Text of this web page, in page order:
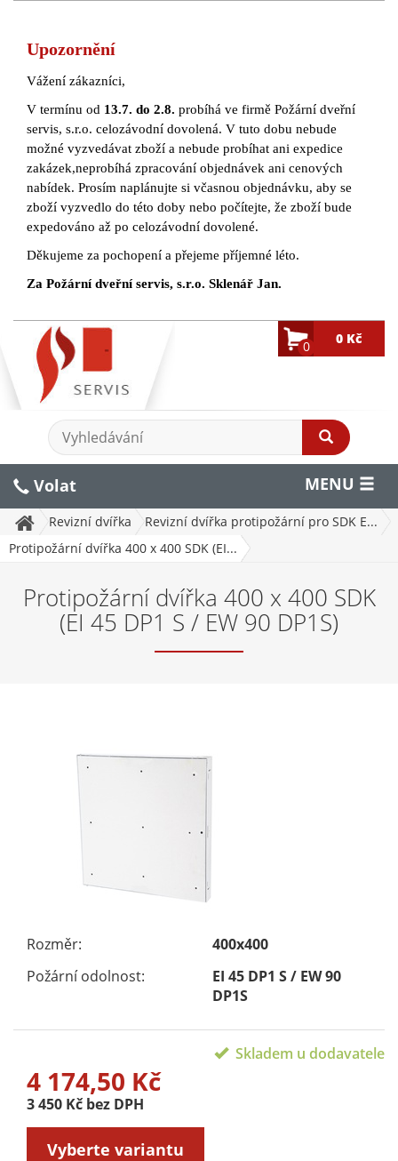
Upozornění
Vážení zákazníci,
V termínu od 13.7. do 2.8. probíhá ve firmě Požární dveřní
servis, s.r.o. celozávodní dovolená. V tuto dobu nebude
možné vyzvedávat zboží a nebude probíhat ani expedice
zakázek,neprobíhá zpracování objednávek ani cenových
nabídek. Prosím naplánujte si včasnou objednávku, aby se
zboží vyzvedlo do této doby nebo počítejte, že zboží bude
expedováno až po celozávodní dovolené.
Děkujeme za pochopení a přejeme příjemné léto.
Za Požární dveřní servis, s.r.o. Sklenář Jan.
0 0 Kč
MENU
Volat
Revizní dvířka
Revizní dvířka protipožární pro SDK E...
Protipožární dvířka 400 x 400 SDK (EI...
Protipožární dvířka 400 x 400 SDK
(EI 45 DP1 S / EW 90 DP1S)
Rozměr:
400x400
Požární odolnost:
EI 45 DP1 S / EW 90
DP1S
Skladem u dodavatele
4 174,50 Kč
3 450 Kč bez DPH
Vyberte variantu